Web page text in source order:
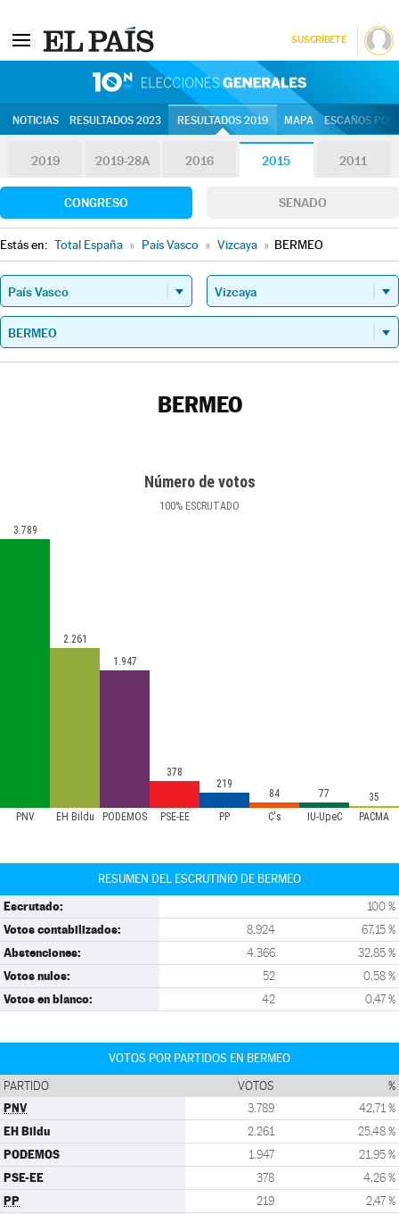
SUSCRÍBETE
NOTICIAS RESULTADOS 2023 RESULTADOS 2019 MAPA ESCAÑOS
2019 2019-28A 2016 2015 2011
CONGRESO SENADO
Estás en: Total España » País Vasco » Vizcaya » BERMEO
BERMEO
Número de votos
100% ESCRUTADO
PNV EH Bildu PODEMOS PSE-EE PP C's IU-UpeC PACMA
3.789
2.261
1.947
378
219
84 77 35
RESUMEN DEL ESCRUTINIO DE BERMEO
Escrutado: 100 %
Votos contabilizados: 8.924 67,15 %
Abstenciones: 4.366 32,85 %
Votos nulos: 52 0,58 %
Votos en blanco: 42 0,47 %
VOTOS POR PARTIDOS EN BERMEO
PARTIDO VOTOS %
PNV 3.789 42,71 %
EH Bildu 2.261 25,48 %
PODEMOS 1.947 21,95 %
PSE-EE 378 4,26 %
PP 219 2,47 %